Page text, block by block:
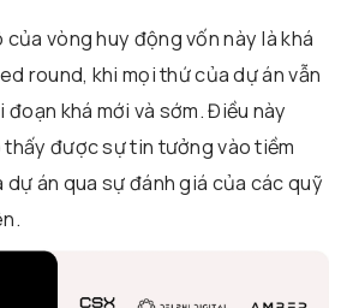
vòng huy động vốn này là khá
round, khi mọi thứ của dự án vẫn
khá mới và sớm. Điều này
được sự tin tưởng vào tiềm
án qua sự đánh giá của các quỹ